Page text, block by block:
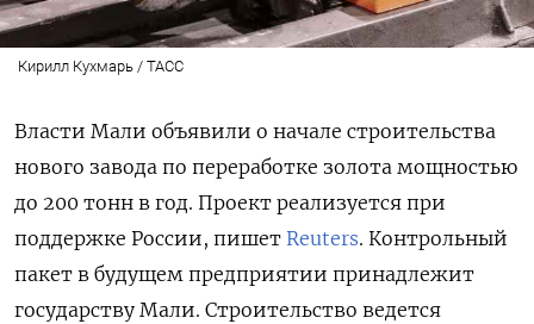
Кирилл Кухмарь / ТАСС
Власти Мали объявили о начале строительства
нового завода по переработке золота мощностью
до 200 тонн в год. Проект реализуется при
поддержке России, пишет Reuters. Контрольный
пакет в будущем предприятии принадлежит
государству Мали. Строительство ведется